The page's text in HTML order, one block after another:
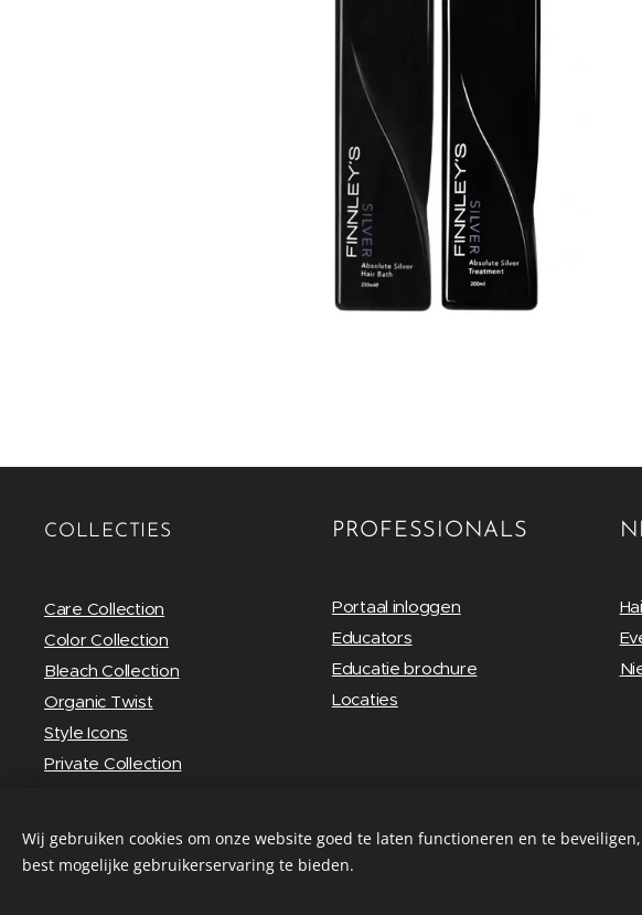
COLLECTIES
Care Collection
Color Collection
Bleach Collection
Organic Twist
Style Icons
Private Collection
PROFESSIONALS
Portaal inloggen
Educators
Educatie brochure
Locaties
Wij gebruiken cookies om onze website goed te laten functioneren en te
best mogelijke gebruikerservaring te bieden.